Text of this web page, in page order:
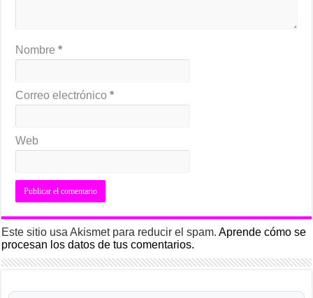
Nombre*
Correo electrónico*
Web
Este sitio usa Akismet para reducir el spam.Aprende cómo se
procesan los datos de tus comentarios.